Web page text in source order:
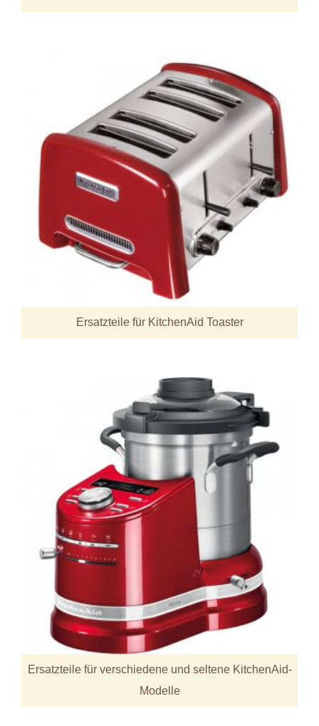
Ersatzteile für KitchenAid Toaster
Ersatzteile für verschiedene und seltene KitchenAid-
Modelle